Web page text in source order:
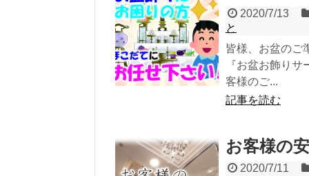
2020/7/13
と
皆様、お盆のご
『お盆お飾り
客様のご...
記事を読む
お客様の
2020/7/11